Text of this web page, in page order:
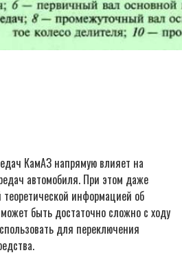
КамАЗ напрямую влияет на
автомобиля. При этом даже
информацией об
быть достаточно сложно с ходу
для переключения